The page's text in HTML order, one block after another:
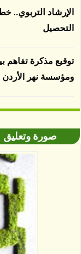
الإرشاد التربوي..
التحصيل
توقيع مذكرة تفاهم
ومؤسسة نهر الأردن
صورة وتعليق